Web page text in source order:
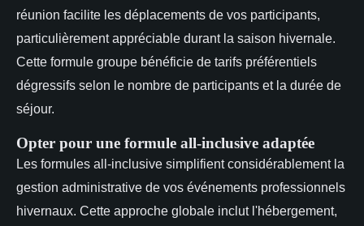
réunion facilite les déplacements de vos participants,
particulièrement appréciable durant la saison hivernale.
Cette formule groupe bénéficie de tarifs préférentiels
dégressifs selon le nombre de participants et la durée de
séjour.
Opter pour une formule all-inclusive adaptée
Les formules all-inclusive simplifient considérablement la
gestion administrative de vos événements professionnels
hivernaux. Cette approche globale inclut l'hébergement,